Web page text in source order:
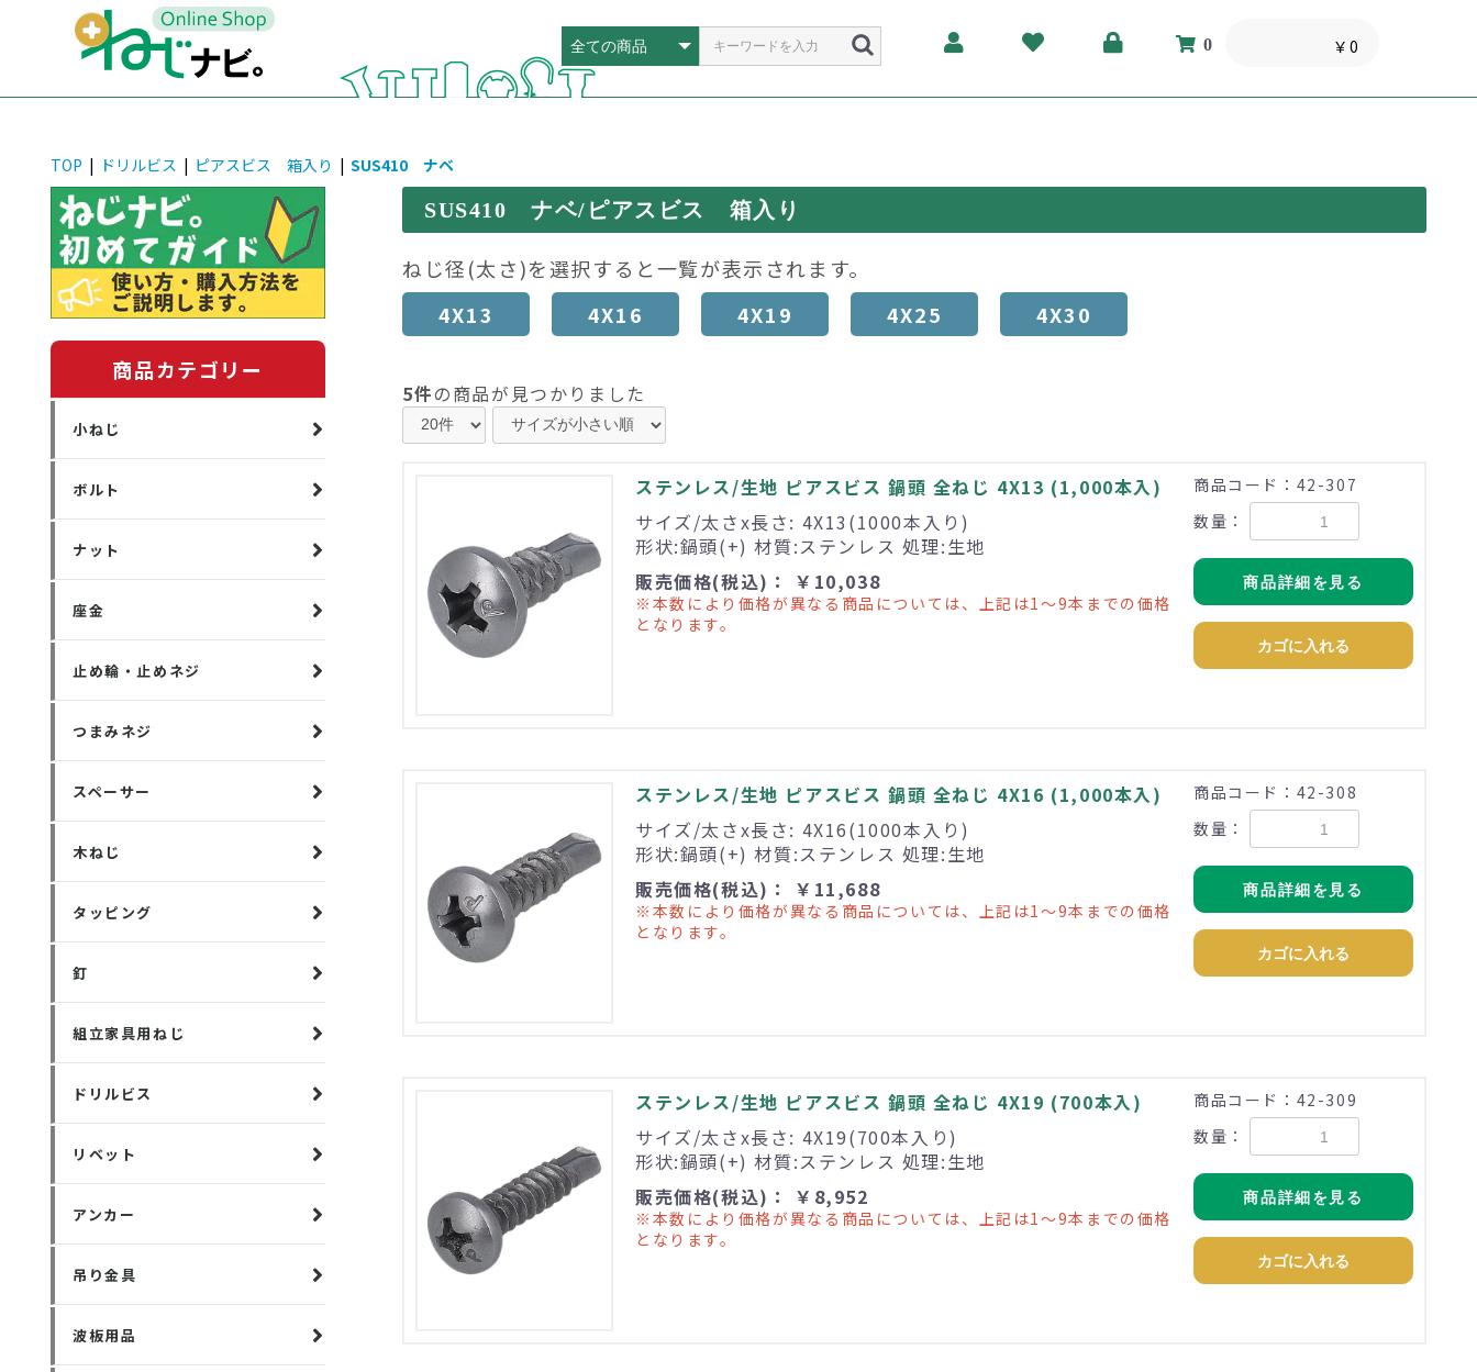
0 ￥0
TOP | ドリルビス | ピアスビス 箱入り | SUS410 ナベ
商品カテゴリー
小ねじ
ボルト
ナット
座金
止め輪・止めネジ
つまみネジ
スペーサー
木ねじ
タッピング
釘
組立家具用ねじ
ドリルビス
リベット
アンカー
吊り金具
波板用品
SUS410 ナベ/ピアスビス 箱入り
ねじ径(太さ)を選択すると一覧が表示されます。
4X13
4X16 4X19 4X25 4X30
5件の商品が見つかりました
ステンレス/生地 ピアスビス 鍋頭 全ねじ 4X13 (1,000本入)
サイズ/太さx長さ: 4X13(1000本入り)
形状:鍋頭(+) 材質:ステンレス 処理:生地
販売価格(税込)： ￥10,038
※本数により価格が異なる商品については、上記は1～9本までの価格
となります。
商品コード：42-307
数量：
商品詳細を見る
カゴに入れる
ステンレス/生地 ピアスビス 鍋頭 全ねじ 4X16 (1,000本入)
サイズ/太さx長さ: 4X16(1000本入り)
形状:鍋頭(+) 材質:ステンレス 処理:生地
販売価格(税込)： ￥11,688
※本数により価格が異なる商品については、上記は1～9本までの価格
となります。
商品コード：42-308
数量：
商品詳細を見る
カゴに入れる
ステンレス/生地 ピアスビス 鍋頭 全ねじ 4X19 (700本入)
サイズ/太さx長さ: 4X19(700本入り)
形状:鍋頭(+) 材質:ステンレス 処理:生地
販売価格(税込)： ￥8,952
※本数により価格が異なる商品については、上記は1～9本までの価格
となります。
商品コード：42-309
数量：
商品詳細を見る
カゴに入れる